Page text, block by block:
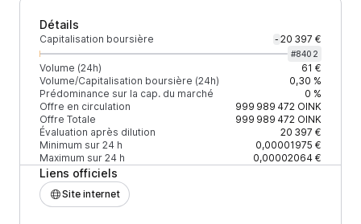
Détails
Capitalisation boursière - 20 397 €
#8402
Volume (24h)
61 €
Volume/Capitalisation boursière (24h)
0,30 %
Prédominance sur la cap. du marché
0 %
Offre en circulation
999 989 472OINK
Offre Totale
999 989 472OINK
Évaluation après dilution
20 397 €
Minimum sur 24 h
0,00001975 €
Maximum sur 24 h
0,00002064 €
Liens officiels
Site internet